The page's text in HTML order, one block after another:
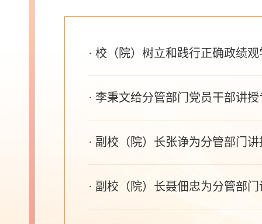
· 校（院）树立和践行正确政绩
· 李秉文给分管部门党员干部讲
· 副校（院）长张诤为分管部门
· 副校（院）长聂佃忠为分管部